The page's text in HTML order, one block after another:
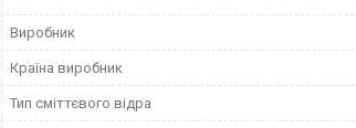
Виробник
Країна виробник
Тип сміттєвого відра